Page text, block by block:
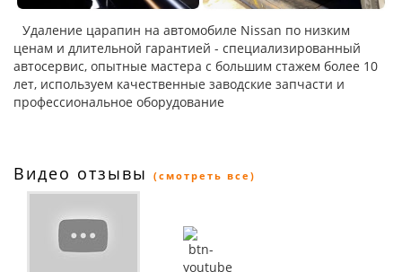
Удаление царапин на автомобиле Nissan по низким
ценам и длительной гарантией - специализированный
автосервис, опытные мастера с большим стажем более 10
лет, используем качественные заводские запчасти и
профессиональное оборудование
Видео отзывы (смотреть все)